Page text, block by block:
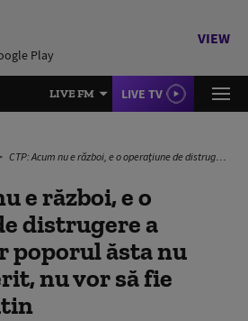
Play
VIEW
LIVE FM LIVE TV
CTP: Acum nu e război, e o operațiune de distrugere a Ucrainei. Dar poporul ăsta nu poate fi cucerit, nu vor să fie sclavii lui Putin
e război, e o
distrugere a
poporul ăsta nu
nu vor să fie